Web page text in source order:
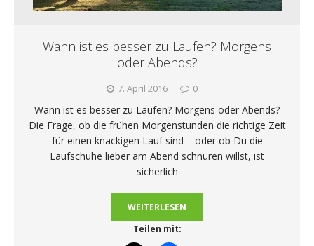
Wann ist es besser zu Laufen? Morgens
oder Abends?
7. April 2016 0
Wann ist es besser zu Laufen? Morgens oder Abends?
Die Frage, ob die frühen Morgenstunden die richtige Zeit
für einen knackigen Lauf sind – oder ob Du die
Laufschuhe lieber am Abend schnüren willst, ist
sicherlich
WEITERLESEN
Teilen mit: